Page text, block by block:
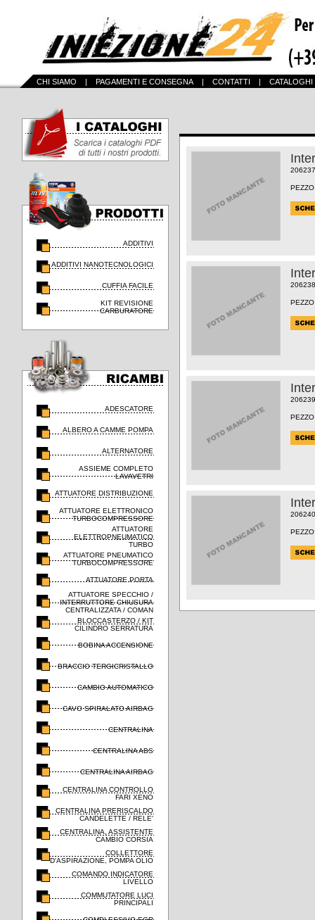
CHI SIAMO | PAGAMENTI E CONSEGNA| CONTATTI | CATALOGHI
ADDITIVI
ADDITIVI NANOTECNOLOGICI
CUFFIA FACILE
KIT REVISIONE
CARBURATORE
ADESCATORE
ALBERO A CAMME POMPA
ALTERNATORE
ASSIEME COMPLETO
LAVAVETRI
ATTUATORE DISTRIBUZIONE
ATTUATORE ELETTRONICO
TURBOCOMPRESSORE
ATTUATORE
ELETTROPNEUMATICO
TURBO
ATTUATORE PNEUMATICO
TURBOCOMPRESSORE
ATTUATORE PORTA
ATTUATORE SPECCHIO /
INTERRUTTORE CHIUSURA
CENTRALIZZATA / COMAN
BLOCCASTERZO / KIT
CILINDRO SERRATURA
BOBINA ACCENSIONE
BRACCIO TERGICRISTALLO
CAMBIO AUTOMATICO
CAVO SPIRALATO AIRBAG
CENTRALINA
CENTRALINA ABS
CENTRALINA AIRBAG
CENTRALINA CONTROLLO
FARI XENO
CENTRALINA PRERISCALDO
CANDELETTE / RELE'
CENTRALINA, ASSISTENTE
CAMBIO CORSIA
COLLETTORE
D'ASPIRAZIONE, POMPA OLIO
COMANDO INDICATORE
LIVELLO
COMMUTATORE LUCI
PRINCIPALI
206237
206238
206239
206240